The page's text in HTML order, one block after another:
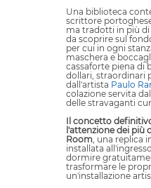
Una biblioteca
scrittore
ma tradotti in più
da scoprire sul
per cui in ogni
maschera e
cassaforte piena di
dollari, straordinari
dall'artista Paulo
colazione servita
delle stravaganti
Il concetto
l'attenzione dei più
Room, una replica
installata
dormire
trasformare le
un'installazione